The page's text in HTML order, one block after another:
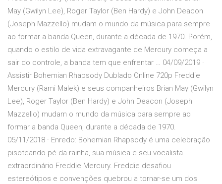
May (Gwilyn Lee), Roger Taylor (Ben Hardy) e John Deacon
(Joseph Mazzello) mudam o mundo da música para sempre
ao formar a banda Queen, durante a década de 1970. Porém,
quando o estilo de vida extravagante de Mercury começa a
sair do controle, a banda tem que enfrentar … 04/09/2019 ·
Assistir Bohemian Rhapsody Dublado Online 720p Freddie
Mercury (Rami Malek) e seus companheiros Brian May (Gwilyn
Lee), Roger Taylor (Ben Hardy) e John Deacon (Joseph
Mazzello) mudam o mundo da música para sempre ao
formar a banda Queen, durante a década de 1970.
05/11/2018 · Enredo: Bohemian Rhapsody é uma celebração
pisoteando pé da rainha, sua música e seu vocalista
extraordinário Freddie Mercury. Freddie desafiou
estereótipos e convenções quebrou a tornar-se um dos